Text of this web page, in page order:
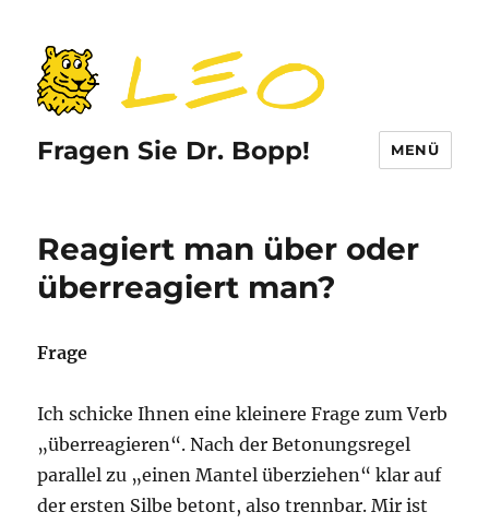
Fragen Sie Dr. Bopp! MENÜ
Reagiert man über oder
überreagiert man?
Frage
Ich schicke Ihnen eine kleinere Frage zum Verb
„überreagieren“. Nach der Betonungsregel
parallel zu „einen Mantel überziehen“ klar auf
der ersten Silbe betont, also trennbar. Mir ist